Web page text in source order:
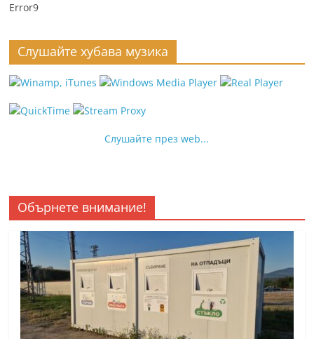
Error9
Слушайте хубава музика
Слушайте през web...
Обърнете внимание!